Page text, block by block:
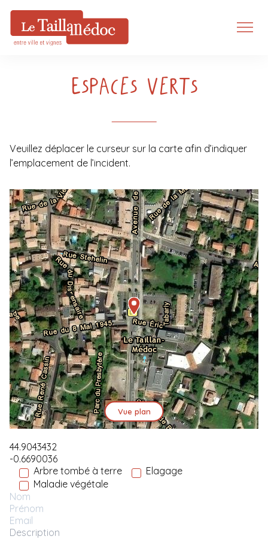
Espaces verts
Veuillez déplacer le curseur sur la carte afin d’indiquer
l’emplacement de l’incident.
Vue plan
Arbre tombé à terre
Elagage
Maladie végétale